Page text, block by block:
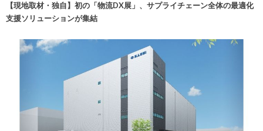
【現地取材・独自】初の「物流DX展」、サプライチェーン全体の最適化
支援ソリューションが集結